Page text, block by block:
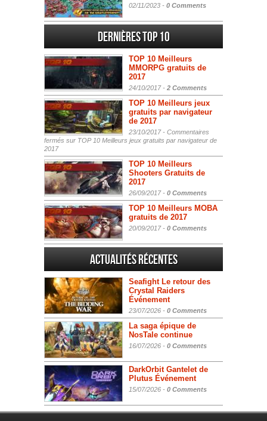
02/11/2023 - 0 Comments
Dernières Top 10
TOP 10 Meilleurs
MMORPG gratuits de
2017
24/10/2017 - 2 Comments
TOP 10 Meilleurs jeux
gratuits par navigateur
de 2017
23/10/2017 - Commentaires
fermés sur TOP 10 Meilleurs jeux gratuits par navigateur de
2017
TOP 10 Meilleurs
Shooters Gratuits de
2017
26/09/2017 - 0 Comments
TOP 10 Meilleurs MOBA
gratuits de 2017
20/09/2017 - 0 Comments
Actualités Récentes
Seafight Le retour des
Crystal Raiders
Événement
23/07/2026 - 0 Comments
La saga épique de
NosTale continue
16/07/2026 - 0 Comments
DarkOrbit Gantelet de
Plutus Événement
15/07/2026 - 0 Comments